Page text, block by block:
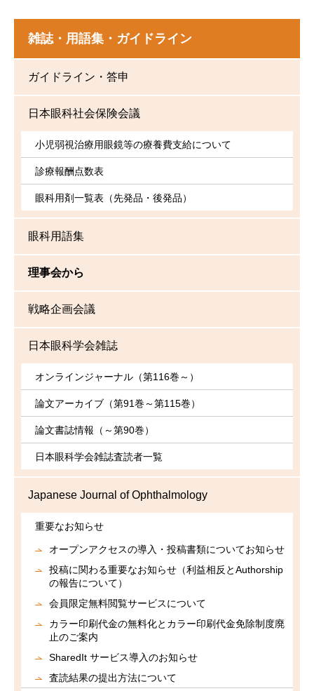
雑誌・用語集・ガイドライン
ガイドライン・答申
日本眼科社会保険会議
小児弱視治療用眼鏡等の療養費支給について
診療報酬点数表
眼科用剤一覧表（先発品・後発品）
眼科用語集
理事会から
戦略企画会議
日本眼科学会雑誌
オンラインジャーナル（第116巻～）
論文アーカイブ（第91巻～第115巻）
論文書誌情報（～第90巻）
日本眼科学会雑誌査読者一覧
Japanese Journal of Ophthalmology
重要なお知らせ
オープンアクセスの導入・投稿書類についてお知らせ
投稿に関わる重要なお知らせ（利益相反とAuthorship
の報告について）
会員限定無料閲覧サービスについて
カラー印刷代金の無料化とカラー印刷代金免除制度廃
止のご案内
SharedIt サービス導入のお知らせ
査読結果の提出方法について